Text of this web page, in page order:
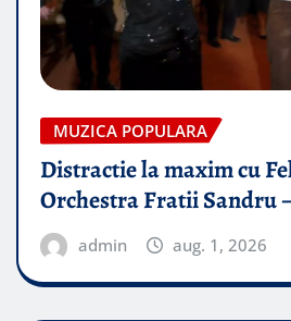
MUZICA POPULARA
Distractie la maxim cu
Orchestra Fratii Sandru
admin aug. 1, 2026